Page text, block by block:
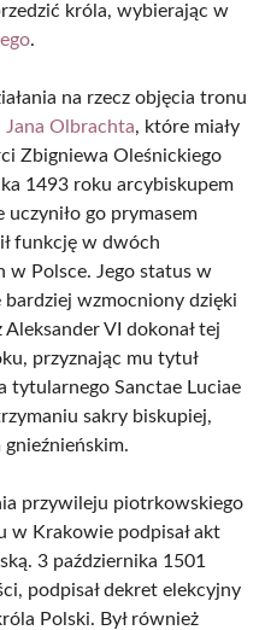
króla, wybierając w
.
na rzecz objęcia tronu
Jana Olbrachta, które miały
Zbigniewa Oleśnickiego
1493 roku arcybiskupem
uczyniło go prymasem
funkcję w dwóch
w Polsce. Jego status w
bardziej wzmocniony dzięki
VI dokonał tej
przyznając mu tytuł
tytularnego Sanctae Luciae
sakry biskupiej,
gnieźnieńskim.
przywileju piotrkowskiego
w Krakowie podpisał akt
3 października 1501
podpisał dekret elekcyjny
Polski. Był również